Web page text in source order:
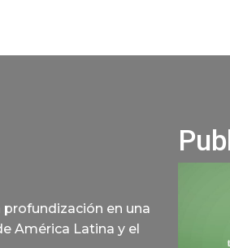
en una
América Latina y el